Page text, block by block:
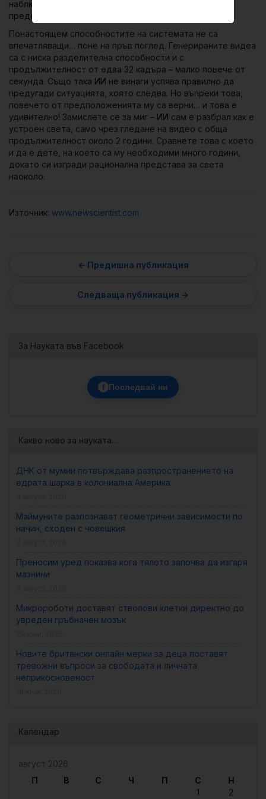
наблюдението на пътя да си изгражда реалистична
представа какво ще се случи в следващия момент.
Понастоящем способностите на системата не са
впечатляващи… поне на пръв поглед. Генерираните видеа
са с ниска разделителна способности и с
продължителност от едва 32 кадъра – малко повече от
секунда. Също така ИИ не винаги успява правилно да
предугади ситуацията, която следва. Но въпреки това,
повечето от предположенията му са верни… и това е
удивително! Замислете се за миг – ИИ сам е разбрал как е
устроен света, само чрез гледане на видео с обща
продължителност около 2 години. Сравнете това с което
и да е дете, на което са му необходими много години,
докато си изгради рационална представа за света
наоколо.
Източник: www.newscientist.com
За Науката във Facebook
f Последвай ни
Какво ново за науката…
ДНК от мумии потвърждава разпространението на
едрата шарка в колониална Америка
Маймуните разпознават геометрични зависимости по
начин, сходен с човешкия
Преносим уред показва кога тялото започва да изгаря
мазнини
Микророботи доставят стволови клетки директно до
увреден гръбначен мозък
Новите британски онлайн мерки за деца поставят
тревожни въпроси за свободата и личната
неприкосновеност
Календар
август 2026
П
В С Ч П С
Н
1
2